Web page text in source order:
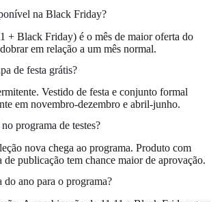
na Black Friday?
+ Black Friday) é o mês de maior oferta do
em relação a um mês normal.
de festa grátis?
Vestido de festa e conjunto formal
em novembro-dezembro e abril-junho.
programa de testes?
nova chega ao programa. Produto com
de publicação tem chance maior de aprovação.
do ano para o programa?